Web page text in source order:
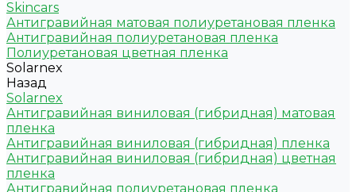
Skincars
Антигравийная матовая полиуретановая пленка
Антигравийная полиуретановая пленка
Полиуретановая цветная пленка
Solarnex
Назад
Solarnex
Антигравийная виниловая (гибридная) матовая
пленка
Антигравийная виниловая (гибридная) пленка
Антигравийная виниловая (гибридная) цветная
пленка
Антигравийная полиуретановая пленка